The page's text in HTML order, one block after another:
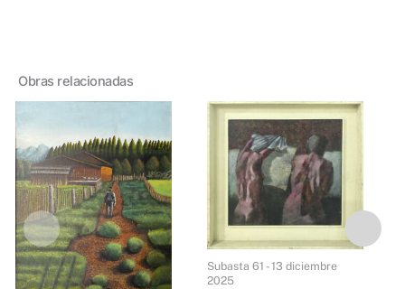
Obras relacionadas
Subasta 61 - 13 diciembre
2025